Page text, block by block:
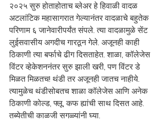
२०२५ सुरु होताहोताच ब्लेअर हे हिवाळी वादळ
अटलांटिक महासागरात गेल्यानंतर वादळाचे बहुतेक
परिणाम ६ जानेवारीपर्यंत संपले. त्या वादळामुळे सेंट
लुईसवासीय अगदीच गारठून गेले. अजूनही काही
ठिकाणी त्या बर्फाचे ढीग दिसताहेत. शाळा, कॉलेजेस
विंटर व्हेकेशननंतर सुरु झाली खरी, पण विंटर डे
मिळत मिळतच! थंडी तर अजूनही जातच नाहीये.
त्यामुळेच थंडीसोबतच शाळा कॉलेजेस आणि अनेक
ठिकाणी कोल्ड, फ्लू, कफ ह्यांची साथ दिसत आहे.
तब्येतीची काळजी सगळ्यांनी घ्या.